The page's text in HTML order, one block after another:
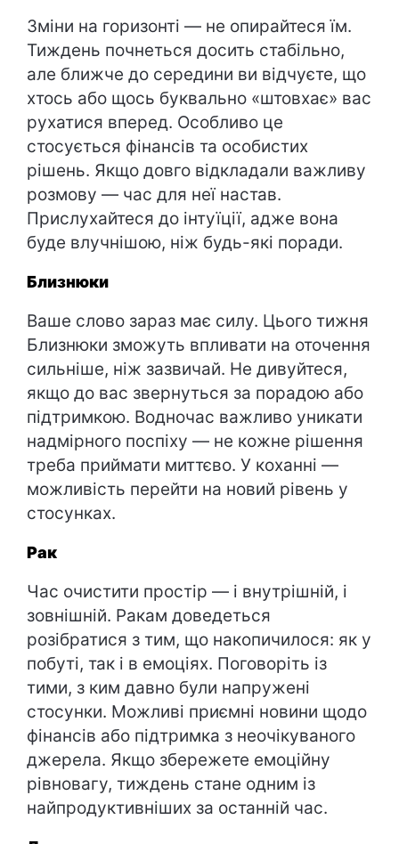
Зміни на горизонті — не опирайтеся їм.
Тиждень почнеться досить стабільно,
але ближче до середини ви відчуєте, що
хтось або щось буквально «штовхає» вас
рухатися вперед. Особливо це
стосується фінансів та особистих
рішень. Якщо довго відкладали важливу
розмову — час для неї настав.
Прислухайтеся до інтуїції, адже вона
буде влучнішою, ніж будь-які поради.
Близнюки
Ваше слово зараз має силу. Цього тижня
Близнюки зможуть впливати на оточення
сильніше, ніж зазвичай. Не дивуйтеся,
якщо до вас звернуться за порадою або
підтримкою. Водночас важливо уникати
надмірного поспіху — не кожне рішення
треба приймати миттєво. У коханні —
можливість перейти на новий рівень у
стосунках.
Рак
Час очистити простір — і внутрішній, і
зовнішній. Ракам доведеться
розібратися з тим, що накопичилося: як у
побуті, так і в емоціях. Поговоріть із
тими, з ким давно були напружені
стосунки. Можливі приємні новини щодо
фінансів або підтримка з неочікуваного
джерела. Якщо збережете емоційну
рівновагу, тиждень стане одним із
найпродуктивніших за останній час.